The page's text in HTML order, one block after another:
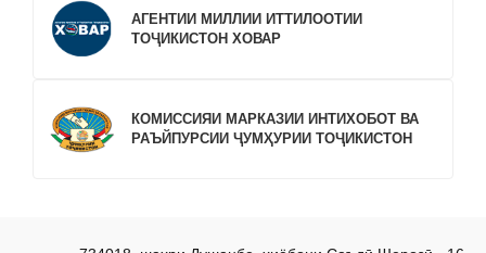
АГЕНТИИ МИЛЛИИ ИТТИЛООТИИ
ТОҶИКИСТОН ХОВАР
КОМИССИЯИ МАРКАЗИИ ИНТИХОБОТ ВА
РАЪЙПУРСИИ ҶУМҲУРИИ ТОҶИКИСТОН